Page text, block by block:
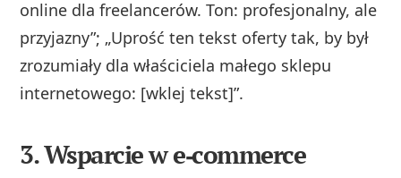
online dla freelancerów. Ton: profesjonalny, ale
przyjazny”; „Uprość ten tekst oferty tak, by był
zrozumiały dla właściciela małego sklepu
internetowego: [wklej tekst]”.
3. Wsparcie w e‑commerce